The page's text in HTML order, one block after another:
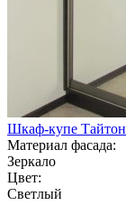
Шкаф-купе Тайтон
Материал фасада:
Зеркало
Цвет:
Светлый